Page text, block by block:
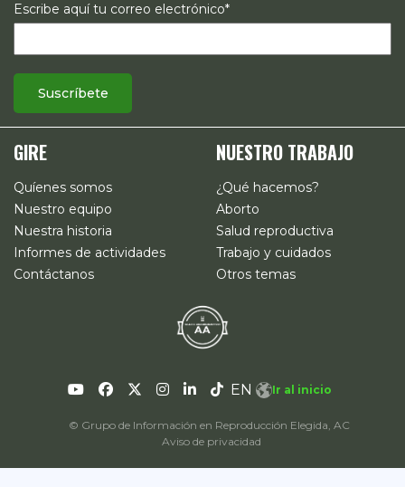
Escribe aquí tu correo electrónico*
GIRE
Quíenes somos
Nuestro equipo
Nuestra historia
Informes de actividades
Contáctanos
NUESTRO TRABAJO
¿Qué hacemos?
Aborto
Salud reproductiva
Trabajo y cuidados
Otros temas
© Grupo de Información en Reproducción Elegida, AC
Aviso de privacidad
EN Ir al inicio